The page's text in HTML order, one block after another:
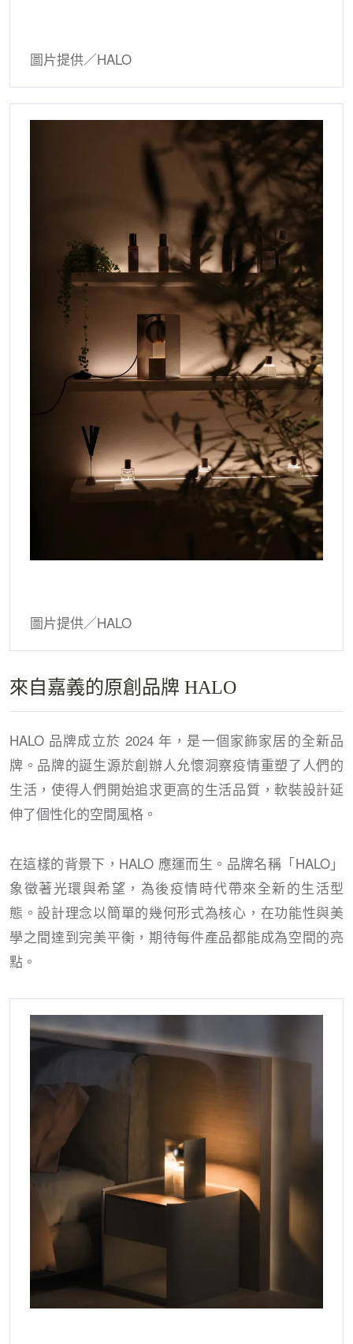
圖片提供／HALO
圖片提供／HALO
來自嘉義的原創品牌 HALO
HALO 品牌成立於 2024 年，是一個家飾家居的全新品
牌。品牌的誕生源於創辦人允懷洞察疫情重塑了人們的
生活，使得人們開始追求更高的生活品質，軟裝設計延
伸了個性化的空間風格。
在這樣的背景下，HALO 應運而生。品牌名稱「HALO」
象徵著光環與希望，為後疫情時代帶來全新的生活型
態。設計理念以簡單的幾何形式為核心，在功能性與美
學之間達到完美平衡，期待每件產品都能成為空間的亮
點。